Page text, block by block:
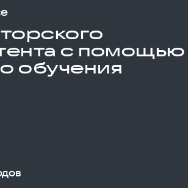
с помощью
обучения